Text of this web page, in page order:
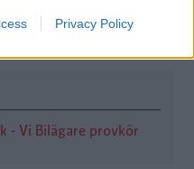
Privacy Policy
Amarok?
- Vi Bilägare provkör